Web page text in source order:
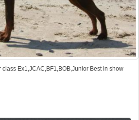
Ex1,JCAC,BF1,BOB,Junior Best in show